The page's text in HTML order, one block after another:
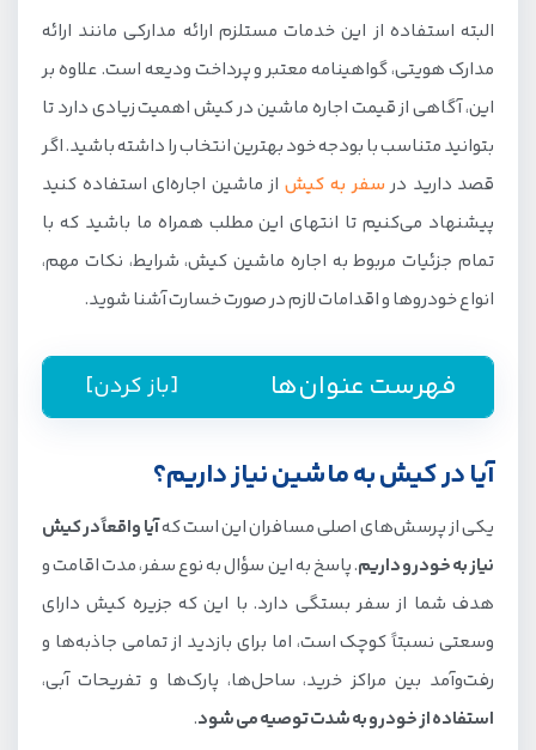
البته استفاده از این خدمات مستلزم ارائه مدارکی مانند ارائه
مدارک هویتی، گواهینامه معتبر و پرداخت ودیعه است. علاوه بر
این، آگاهی از قیمت اجاره ماشین در کیش اهمیت زیادی دارد تا
بتوانید متناسب با بودجه خود بهترین انتخاب را داشته باشید. اگر
قصد دارید درسفر به کیش از ماشین اجاره‌ای استفاده کنید
پیشنهاد می‌کنیم تا انتهای این مطلب همراه ما باشید که با
تمام جزئیات مربوط به اجاره ماشین کیش، شرایط، نکات مهم،
انواع خودروها و اقدامات لازم در صورت خسارت آشنا شوید.
فهرست عنوان‌ها [باز کردن]
مراحل و شرایط اجاره ماشین در کیش
1. مرحله اول: انتخاب شرکت معتبر برای رنت خودرو در کیش
4. مرحله چهارم: بررسی خودرو قبل از تحویل‌گرفتن
5. مرحله پنجم: آشنایی با قوانین رانندگی در کیش
آیا در کیش به ماشین نیاز داریم؟
یکی از پرسش‌های اصلی مسافران این است کهآیا واقعاً در کیش
نیاز به خودرو داریم. پاسخ به این سؤال به نوع سفر، مدت اقامت و
هدف شما از سفر بستگی دارد. با این که جزیره کیش دارای
وسعتی نسبتاً کوچک است، اما برای بازدید از تمامی جاذبه‌ها و
رفت‌وآمد بین مراکز خرید، ساحل‌ها، پارک‌ها و تفریحات آبی،
استفاده از خودرو به شدت توصیه می شود.